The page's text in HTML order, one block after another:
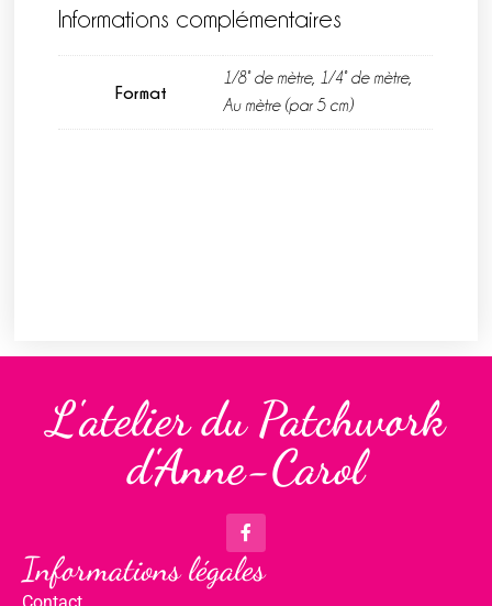
Informations complémentaires
Format
1/8° de mètre, 1/4° de mètre,
Au mètre (par 5 cm)
L'atelier du Patchwork
d'Anne-Carol
Informations légales
Contact